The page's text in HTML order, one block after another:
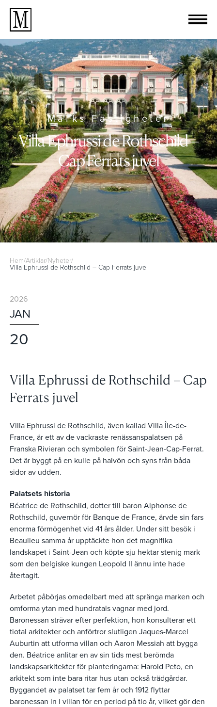
Marks Fastigheter
Villa Ephrussi de Rothschild –
Cap Ferrats juvel
Hem/Artiklar/Nyheter/
Villa Ephrussi de Rothschild – Cap Ferrats juvel
2026
JAN
20
Villa Ephrussi de Rothschild – Cap
Ferrats juvel
Villa Ephrussi de Rothschild, även kallad Villa Île-de-
France, är ett av de vackraste renässanspalatsen på
Franska Rivieran och symbolen för Saint-Jean-Cap-Ferrat.
Det är byggt på en kulle på halvön och syns från båda
sidor av udden.
Palatsets historia
Béatrice de Rothschild, dotter till baron Alphonse de
Rothschild, guvernör för Banque de France, ärvde sin fars
enorma förmögenhet vid 41 års ålder. Under sitt besök i
Beaulieu samma år upptäckte hon det magnifika
landskapet i Saint-Jean och köpte sju hektar stenig mark
som den belgiske kungen Leopold II ännu inte hade
återtagit.
Arbetet påbörjas omedelbart med att spränga marken och
omforma ytan med hundratals vagnar med jord.
Baronessan strävar efter perfektion, hon konsulterar ett
tiotal arkitekter och anförtror slutligen Jaques-Marcel
Auburtin att utforma villan och Aaron Messiah att bygga
den. Béatrice anlitar en av sin tids mest berömda
landskapsarkitekter för planteringarna: Harold Peto, en
arkitekt som inte bara ritar hus utan också trädgårdar.
Byggandet av palatset tar fem år och 1912 flyttar
baronessan in i villan för en period på tio år, vilket gör den